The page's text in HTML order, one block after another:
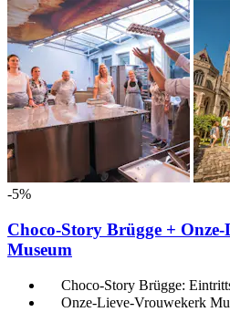
-5%
Choco-Story Brügge +
Museum
Choco-Story Brügge:
Onze-Lieve-Vrouwekerk